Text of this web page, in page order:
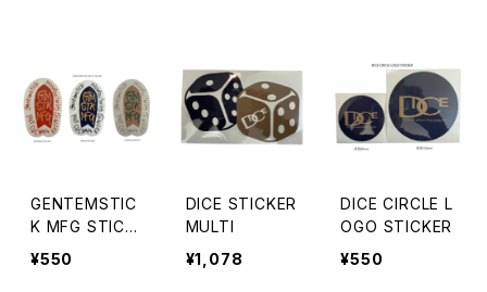
GENTEMSTIC
K MFG STICKE
R
¥550
DICE STICKER
MULTI
¥1,078
DICE CIRCLE L
OGO STICKER
¥550